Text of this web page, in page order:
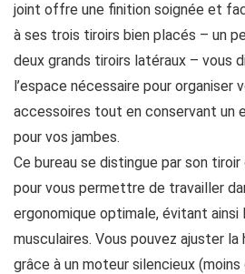
joint offre une finition soignée et
à ses trois tiroirs bien placés – un
deux grands tiroirs latéraux – vous
l’espace nécessaire pour organiser
accessoires tout en conservant un
pour vos jambes.
Ce bureau se distingue par son
pour vous permettre de travailler
ergonomique optimale, évitant ainsi
musculaires. Vous pouvez ajuster la
grâce à un moteur silencieux